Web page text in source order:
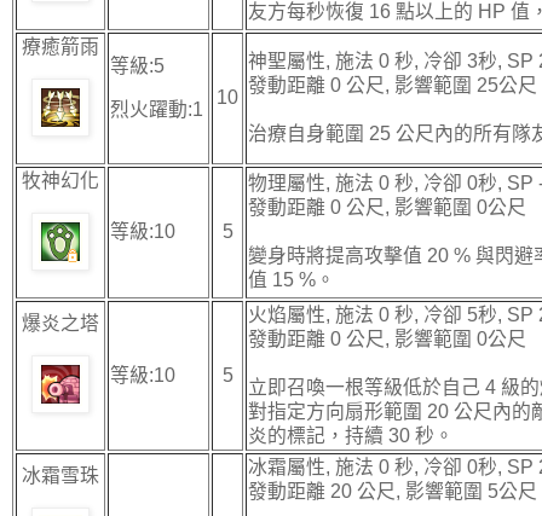
友方每秒恢復 16 點以上的 HP 值
療癒箭雨
等級:5
烈火躍動:1
10
神聖屬性, 施法 0 秒, 冷卻 3秒, SP
發動距離 0 公尺, 影響範圍 25公尺
治療自身範圍 25 公尺內的所有隊
牧神幻化
等級:10 5
物理屬性, 施法 0 秒, 冷卻 0秒, SP
發動距離 0 公尺, 影響範圍 0公尺
變身時將提高攻擊值 20 % 與閃
值 15 %。
爆炎之塔
等級:10 5
火焰屬性, 施法 0 秒, 冷卻 5秒, SP
發動距離 0 公尺, 影響範圍 0公尺
立即召喚一根等級低於自己 4 級
對指定方向扇形範圍 20 公尺內的
炎的標記，持續 30 秒。
冰霜雪珠
冰霜屬性, 施法 0 秒, 冷卻 0秒, SP
發動距離 20 公尺, 影響範圍 5公尺